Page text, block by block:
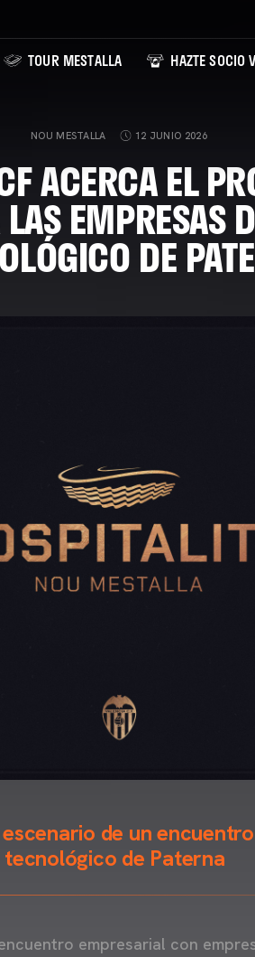
TOUR MESTALLA HAZTE SOCIO
NOU MESTALLA 12 JUNIO 2026
ACERCA EL
EMPRESAS
DE
de un
de Paterna
empresarial con